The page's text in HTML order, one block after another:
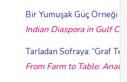
Bir Yumuşak Güç Örneği
Indian Diaspora in Gulf
Tarladan Sofraya: “Graf
From Farm to Table: